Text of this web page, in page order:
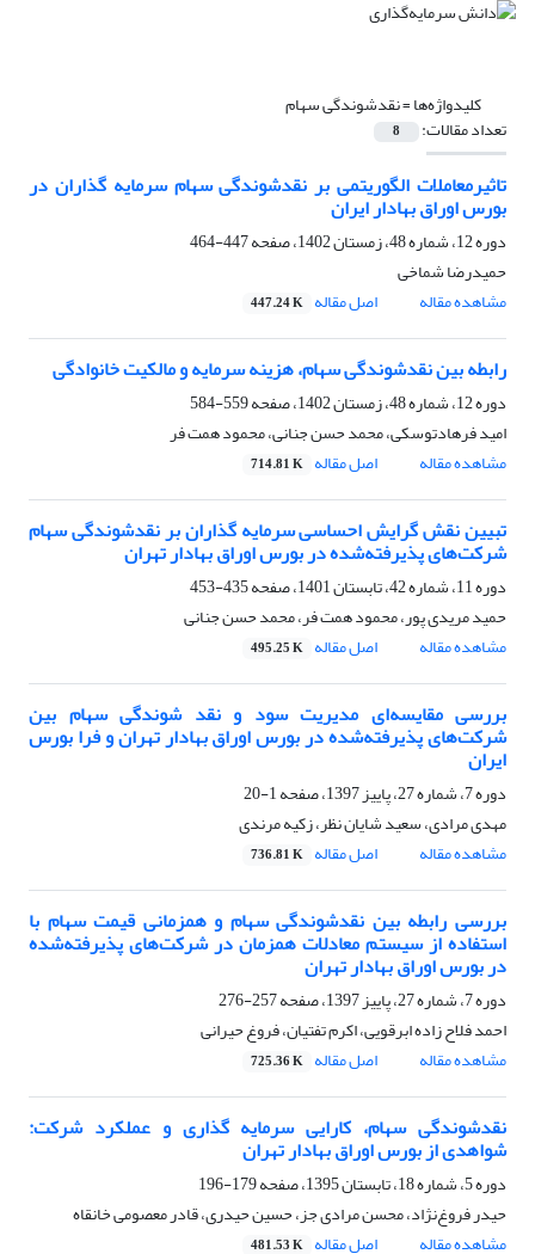
کلیدواژه‌ها =نقدشوندگی سهام
تعداد مقالات: 8
تاثیرمعاملات الگوریتمی بر نقدشوندگی سهام سرمایه گذاران در
بورس اوراق بهادار ایران
دوره 12، شماره 48، زمستان 1402، صفحه
447-464
حمیدرضا شماخی
مشاهده مقاله
اصل مقاله 447.24 K
رابطه بین نقدشوندگی سهام، هزینه سرمایه و مالکیت خانوادگی
دوره 12، شماره 48، زمستان 1402، صفحه
559-584
امید فرهادتوسکی، محمد حسن جنانی، محمود همت فر
مشاهده مقاله
اصل مقاله 714.81 K
تبیین نقش گرایش احساسی سرمایه گذاران بر نقدشوندگی سهام
شرکت‌های پذیرفته‌شده در بورس اوراق بهادار تهران
دوره 11، شماره 42، تابستان 1401، صفحه
435-453
حمید مریدی پور، محمود همت فر، محمد حسن جنانی
مشاهده مقاله
اصل مقاله 495.25 K
بررسی مقایسه‌ای مدیریت سود و نقد شوندگی سهام بین
شرکت‌های پذیرفته‌شده در بورس اوراق بهادار تهران و فرا بورس
ایران
دوره 7، شماره 27، پاییز 1397، صفحه
1-20
مهدی مرادی، سعید شایان نظر، زکیه مرندی
مشاهده مقاله
اصل مقاله 736.81 K
بررسی رابطه بین نقدشوندگی سهام و همزمانی قیمت سهام با
استفاده از سیستم معادلات همزمان در شرکت‌های پذیرفته‌شده
در بورس اوراق بهادار تهران
دوره 7، شماره 27، پاییز 1397، صفحه
257-276
احمد فلاح زاده ابرقویی، اکرم تفتیان، فروغ حیرانی
مشاهده مقاله
اصل مقاله 725.36 K
نقدشوندگی سهام، کارایی سرمایه گذاری و عملکرد شرکت:
شواهدی از بورس اوراق بهادار تهران
دوره 5، شماره 18، تابستان 1395، صفحه
179-196
حیدر فروغ‌نژاد، محسن مرادی جز، حسین حیدری، قادر معصومی خانقاه
مشاهده مقاله
اصل مقاله 481.53 K